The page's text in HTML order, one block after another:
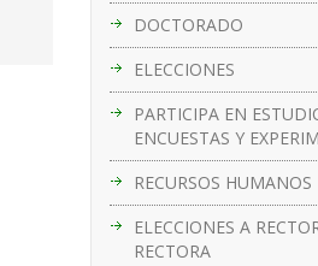
DOCTORADO
ELECCIONES
PARTICIPA EN
ENCUESTAS Y
RECURSOS HUMANOS
ELECCIONES A
RECTORA